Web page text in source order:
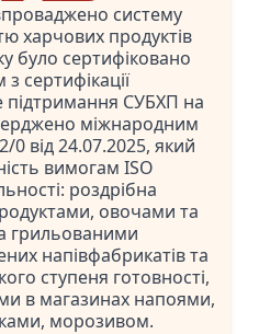
систему
харчових продуктів
було сертифіковано
сертифікації
підтримання СУБХП на
міжнародним
0 від 24.07.2025, який
вимогам ISO
роздрібна
овочами та
грильованими
напівфабрикатів та
ступеня готовності,
в магазинах напоями,
морозивом.